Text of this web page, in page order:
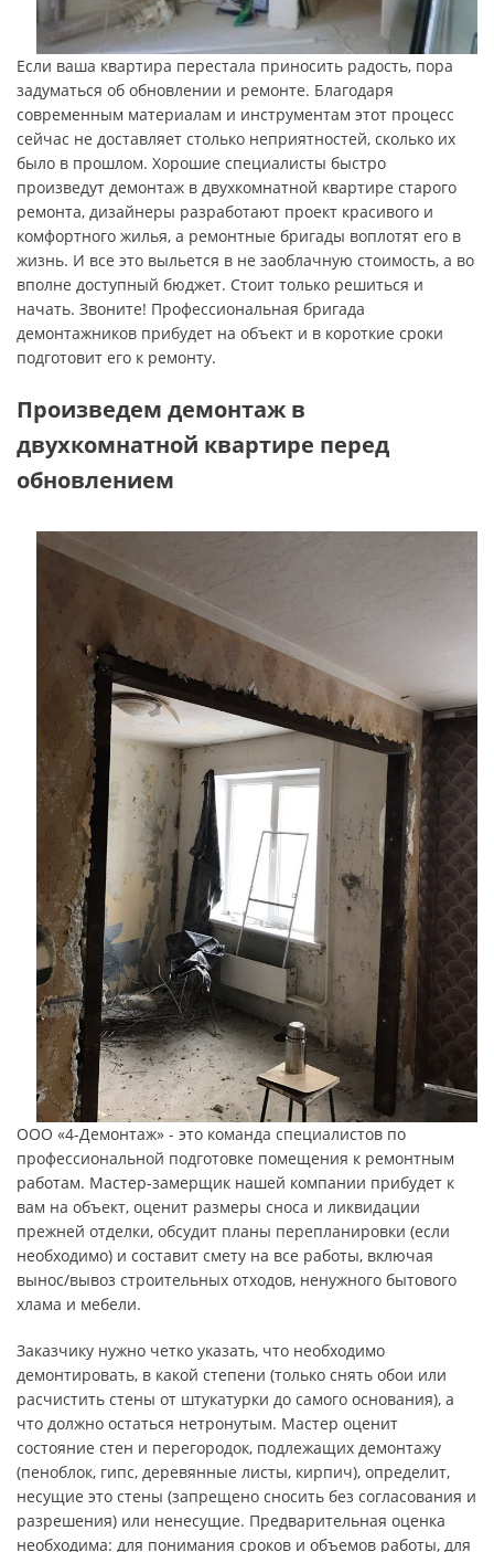
Если ваша квартира перестала приносить радость, пора
задуматься об обновлении и ремонте. Благодаря
современным материалам и инструментам этот процесс
сейчас не доставляет столько неприятностей, сколько их
было в прошлом. Хорошие специалисты быстро
произведут демонтаж в двухкомнатной квартире старого
ремонта, дизайнеры разработают проект красивого и
комфортного жилья, а ремонтные бригады воплотят его в
жизнь. И все это выльется в не заоблачную стоимость, а во
вполне доступный бюджет. Стоит только решиться и
начать. Звоните! Профессиональная бригада
демонтажников прибудет на объект и в короткие сроки
подготовит его к ремонту.
Произведем демонтаж в
двухкомнатной квартире перед
обновлением
ООО «4-Демонтаж» - это команда специалистов по
профессиональной подготовке помещения к ремонтным
работам. Мастер-замерщик нашей компании прибудет к
вам на объект, оценит размеры сноса и ликвидации
прежней отделки, обсудит планы перепланировки (если
необходимо) и составит смету на все работы, включая
вынос/вывоз строительных отходов, ненужного бытового
хлама и мебели.
Заказчику нужно четко указать, что необходимо
демонтировать, в какой степени (только снять обои или
расчистить стены от штукатурки до самого основания), а
что должно остаться нетронутым. Мастер оценит
состояние стен и перегородок, подлежащих демонтажу
(пеноблок, гипс, деревянные листы, кирпич), определит,
несущие это стены (запрещено сносить без согласования и
разрешения) или ненесущие. Предварительная оценка
необходима: для понимания сроков и объемов работы, для